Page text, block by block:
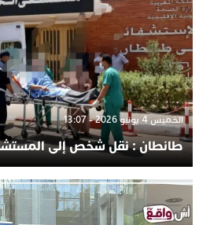
الخميس 4 يونيو 2026 - 13:07
طانطان : نقل شخص إلى